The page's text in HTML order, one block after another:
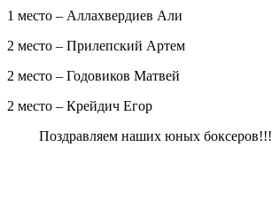
1 место – Аллахвердиев Али
2 место – Прилепский Артем
2 место – Годовиков Матвей
2 место – Крейдич Егор
Поздравляем наших юных боксеров!!!